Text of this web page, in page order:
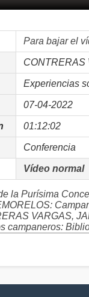
Para bajar el
CONTRERAS
Experiencias
07-04-2022
01:12:02
Conferencia
Vídeo normal
la Purísima
VARGAS,
campaneros: